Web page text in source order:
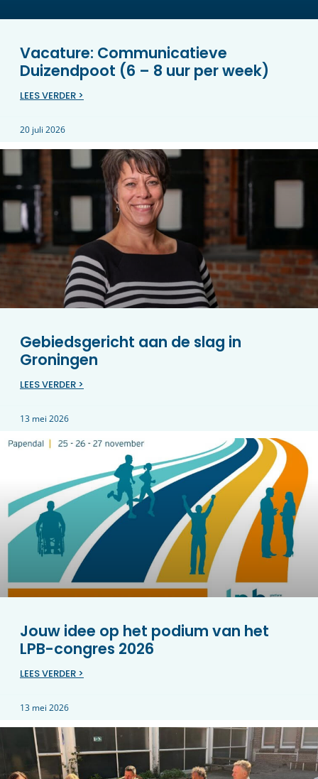
Vacature: Communicatieve
Duizendpoot (6 – 8 uur per week)
LEES VERDER >
20 juli 2026
Gebiedsgericht aan de slag in
Groningen
LEES VERDER >
13 mei 2026
Jouw idee op het podium van het
LPB-congres 2026
LEES VERDER >
13 mei 2026